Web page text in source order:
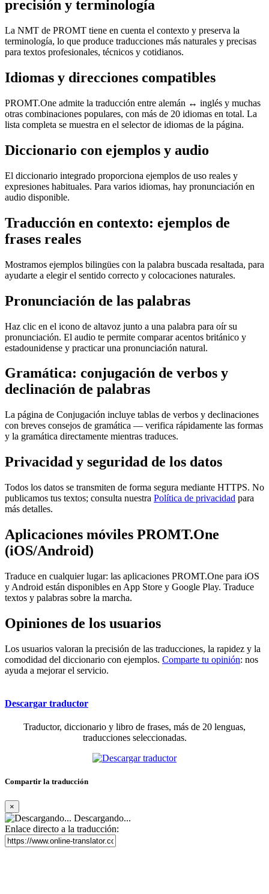
precisión y terminología
La NMT de PROMT tiene en cuenta el contexto y preserva la
terminología, lo que produce traducciones más naturales y precisas
para textos profesionales, técnicos y cotidianos.
Idiomas y direcciones compatibles
PROMT.One admite la traducción entre alemán ↔ inglés y muchas
otras combinaciones populares, con más de 20 idiomas en total. La
lista completa se muestra en el selector de idiomas de la página.
Diccionario con ejemplos y audio
El diccionario integrado proporciona ejemplos de uso reales y
expresiones habituales. Para varios idiomas, hay pronunciación en
audio disponible.
Traducción en contexto: ejemplos de
frases reales
Mostramos ejemplos bilingües con la palabra buscada resaltada, para
ayudarte a elegir el sentido correcto y colocaciones naturales.
Pronunciación de las palabras
Haz clic en el icono de altavoz junto a una palabra para oír su
pronunciación. El audio te permite comparar acentos británico y
estadounidense y practicar una pronunciación natural.
Gramática: conjugación de verbos y
declinación de palabras
La página de Conjugación incluye tablas de verbos y declinaciones
con breves consejos de gramática — verifica rápidamente las formas
y la gramática directamente mientras traduces.
Privacidad y seguridad de los datos
Todos los datos se transmiten de forma segura mediante HTTPS. No
publicamos tus textos; consulta nuestra Política de privacidad para
más detalles.
Aplicaciones móviles PROMT.One
(iOS/Android)
Traduce en cualquier lugar: las aplicaciones PROMT.One para iOS
y Android están disponibles en App Store y Google Play. Traduce
textos y palabras sobre la marcha.
Opiniones de los usuarios
Los usuarios valoran la precisión de las traducciones, la rapidez y la
comodidad del diccionario con ejemplos. Comparte tu opinión: nos
ayuda a mejorar el servicio.
Descargar traductor
Traductor, diccionario y libro de frases, más de 20 lenguas,
traducciones seleccionadas.
Compartir la traducción
×
Descargando...
Enlace directo a la traducción: